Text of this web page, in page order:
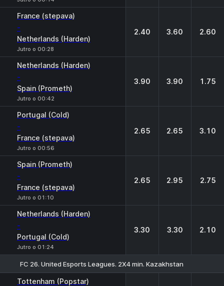
France (stepava)
-
Netherlands (Harden)
Jutro o 00:28
2.40 3.60 2.60
Netherlands (Harden)
-
Spain (Prometh)
Jutro o 00:42
3.90 3.90 1.75
Portugal (Cold)
-
France (stepava)
Jutro o 00:56
2.65 2.65 3.10
Spain (Prometh)
-
France (stepava)
Jutro o 01:10
2.65 2.95 2.75
Netherlands (Harden)
-
Portugal (Cold)
Jutro o 01:24
3.30 3.30 2.10
FC 26. United Esports Leagues. 2X4 min. Kazakhstan
Tottenham (Popstar)